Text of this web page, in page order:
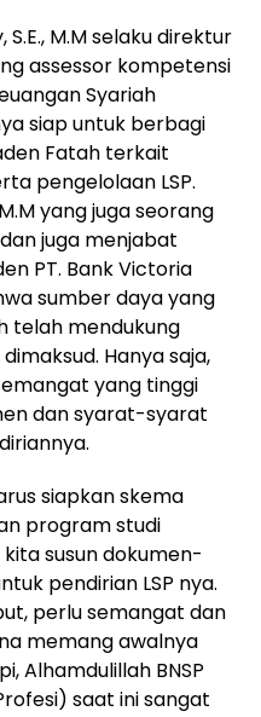
M.M selaku direktur
assessor kompetensi
Syariah
siap untuk berbagi
Fatah terkait
pengelolaan LSP.
yang juga seorang
juga menjabat
PT. Bank Victoria
sumber daya yang
telah mendukung
Hanya saja,
yang tinggi
dan syarat-syarat
siapkan skema
program studi
susun dokumen-
pendirian LSP nya.
perlu semangat dan
memang awalnya
Alhamdulillah BNSP
saat ini sangat